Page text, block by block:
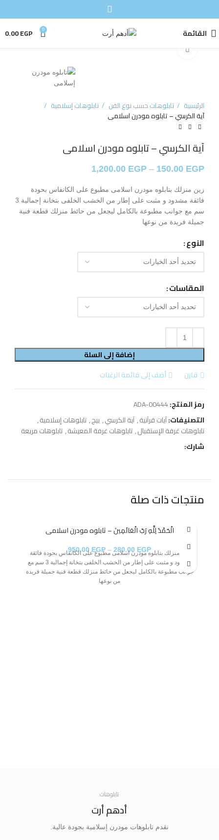
القائمة 0
0.00EGP
الرئيسية تابلوهات حسب نوع الفن
تابلوهات إسلامية
آية الكرسي – تابلوه مودرن اسلامى
آية الكرسي – تابلوه مودرن اسلامى
150.00 EGP
–
1,200.00 EGP
زين منزلك بتابلوه مودرن اسلامى مطبوع على الكانفاس بحودة
فائقة مشدود و مثبت على إطار من الخشب الخلفى بتخانة إجمالية 3
سم مع جوانب مطبوعة بالكامل ليجعل من حائط منزلك قطعة فنية
جميلة فريدة من نوعها
النوع
المقاسات
إضافة إلى السلة
قارن
أضف إلى قائمة الرغبات
رمز المنتج:ADA-00444
التصنيفات:آيات قرآنية,آية الكرسي, بيج,تابلوهات إسلامية,
تابلوهات غرفة الإستقبال,تابلوهات غرفة المعيشة,تابلوهات مربعة
شارك:
منتجات ذات صلة
الْحَمْدُ لِلَّهِ رَبِّ الْعَالَمِينَ – تابلوه مودرن اسلامى
280.00 EGP
–
950.00 EGP
زين منزلك بتابلوه مودرن اسلامى مطبوع على الكانفاس بحودة فائقة
مشدود و مثبت على إطار من الخشب الخلفى بتخانة إجمالية 3 سم مع
جوانب مطبوعة بالكامل ليجعل من حائط منزلك قطعة فنية جميلة فريدة
من نوعها
تابلوهات
أدهم أرت
نقدم تابلوهات مودرن إسلامية بجودة عالية.